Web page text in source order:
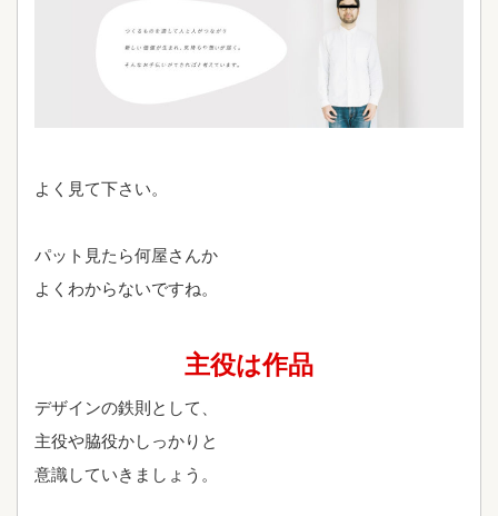
よく見て下さい。
パット見たら何屋さんか
よくわからないですね。
主役は作品
デザインの鉄則として、
主役や脇役かしっかりと
意識していきましょう。